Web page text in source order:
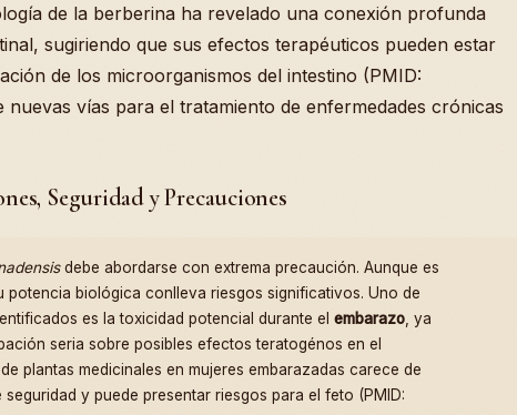
de la berberina ha revelado una conexión profunda
sugiriendo que sus efectos terapéuticos pueden estar
de los microorganismos del intestino (PMID:
nuevas vías para el tratamiento de enfermedades crónicas
Seguridad y Precauciones
debe abordarse con extrema precaución. Aunque es
potencia biológica conlleva riesgos significativos. Uno de
es la toxicidad potencial durante el embarazo, ya
seria sobre posibles efectos teratogénos en el
plantas medicinales en mujeres embarazadas carece de
y puede presentar riesgos para el feto (PMID: